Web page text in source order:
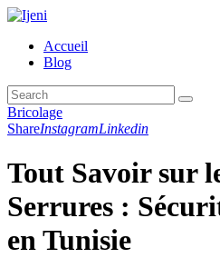
Accueil
Blog
Bricolage
ShareInstagramLinkedin
Tout Savoir sur
Serrures :
en Tunisie